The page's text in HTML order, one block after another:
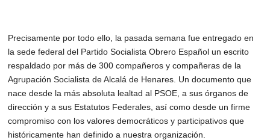
Precisamente por todo ello, la pasada semana fue entregado en
la sede federal del Partido Socialista Obrero Español un escrito
respaldado por más de 300 compañeros y compañeras de la
Agrupación Socialista de Alcalá de Henares. Un documento que
nace desde la más absoluta lealtad al PSOE, a sus órganos de
dirección y a sus Estatutos Federales, así como desde un firme
compromiso con los valores democráticos y participativos que
históricamente han definido a nuestra organización.